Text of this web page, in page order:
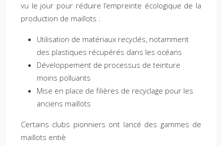
vu le jour pour réduire l’empreinte écologique de la
production de maillots :
Utilisation de matériaux recyclés, notamment
des plastiques récupérés dans les océans
Développement de processus de teinture
moins polluants
Mise en place de filières de recyclage pour les
anciens maillots
Certains clubs pionniers ont lancé des gammes de
maillots entiè